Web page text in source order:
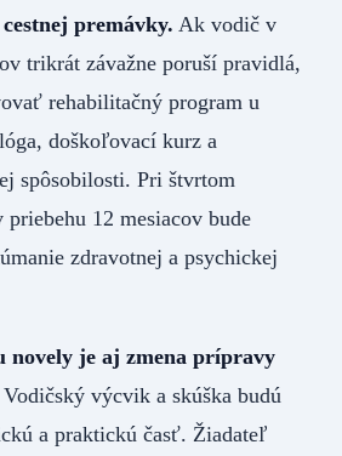
premávky. Ak vodič v
trikrát závažne poruší pravidlá,
rehabilitačný program u
doškoľovací kurz a
spôsobilosti. Pri štvrtom
12 mesiacov bude
zdravotnej a psychickej
novely je aj zmena prípravy
Vodičský výcvik a skúška budú
a praktickú časť. Žiadateľ